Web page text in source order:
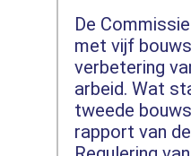
De
met vijf
verbetering
arbeid. Wat
tweede
rapport van